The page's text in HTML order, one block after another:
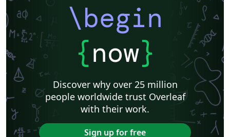
\begin
{now}
Discover why over 25 million
people worldwide trust Overleaf
with their work.
Sign up for free